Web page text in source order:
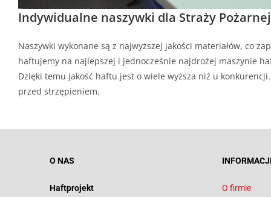
Indywidualne naszywki dla Straży
Naszywki wykonane są z najwyższej jakości materiałów, co
haftujemy na najlepszej i jednocześnie najdrożej maszynie
Dzięki temu jakość haftu jest o wiele wyższa niż u
przed strzępieniem.
O NAS
Haftprojekt O firmie